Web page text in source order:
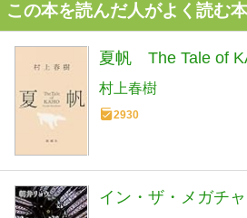
この本を読んだ人がよく読む本
夏帆 The Tale of
村上春樹
2930
イン・ザ・メガチ